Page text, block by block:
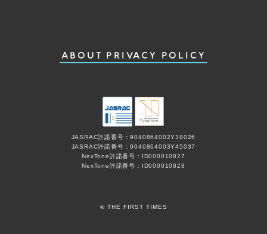
ABOUT PRIVACY POLICY
JASRAC許諾番号：9040864002Y38026
JASRAC許諾番号：9040864003Y45037
NexTone許諾番号：ID000010827
NexTone許諾番号：ID000010828
© THE FIRST TIMES